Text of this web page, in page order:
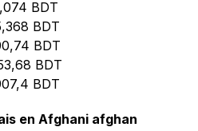
BDT
BDT
BDT
BDT
BDT
en Afghani afghan